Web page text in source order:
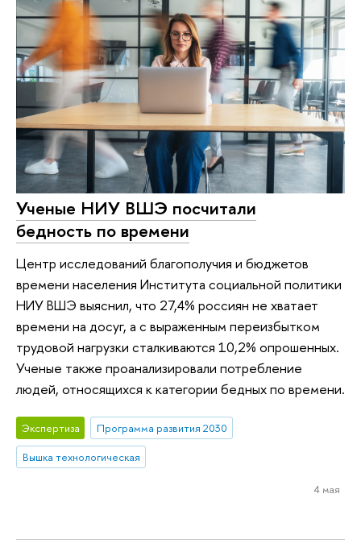
Ученые НИУ ВШЭ посчитали
бедность по времени
Центр исследований благополучия и бюджетов
времени населения Института социальной политики
НИУ ВШЭ выяснил, что 27,4% россиян не хватает
времени на досуг, а с выраженным переизбытком
трудовой нагрузки сталкиваются 10,2% опрошенных.
Ученые также проанализировали потребление
людей, относящихся к категории бедных по времени.
Экспертиза
Программа развития 2030
Вышка технологическая
4 мая